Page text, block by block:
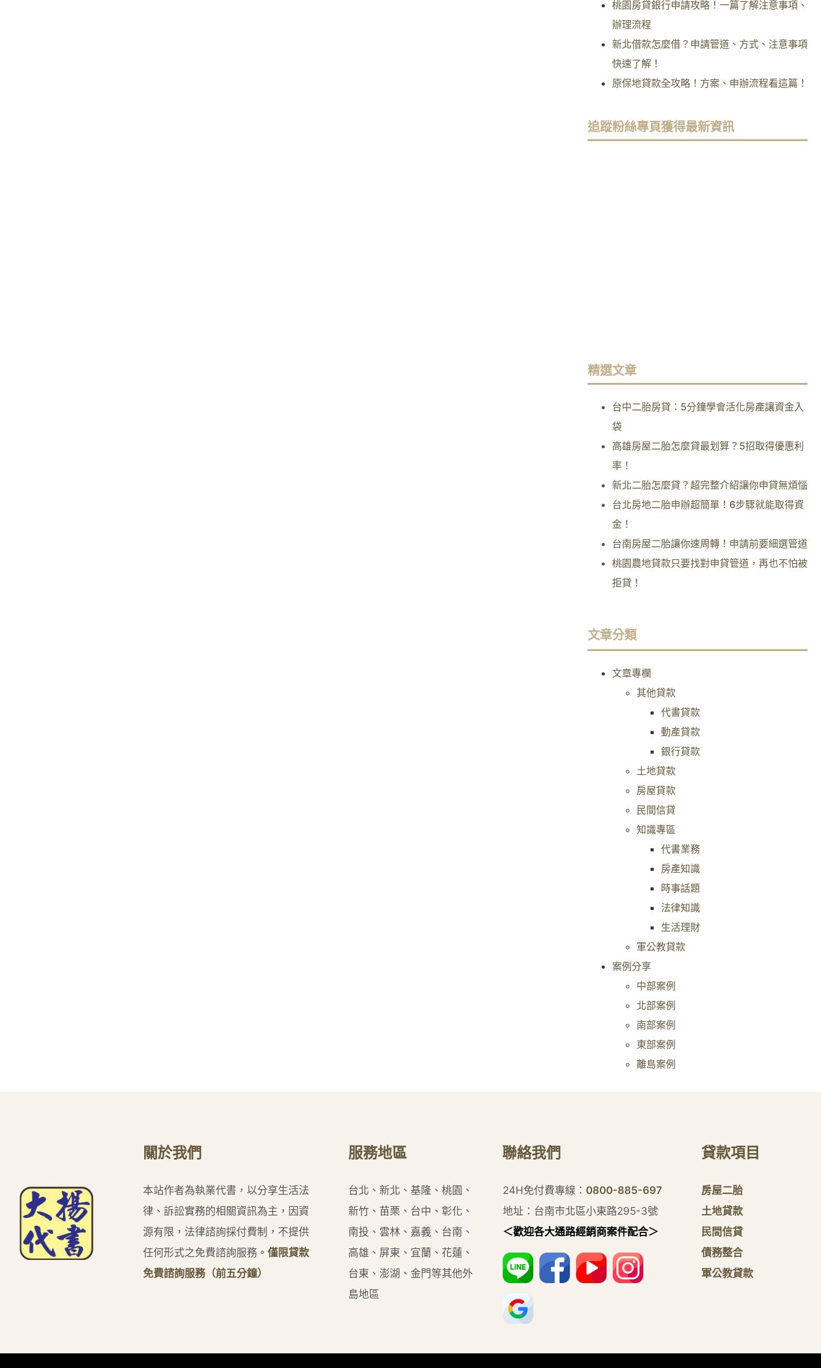
桃園房貸銀行申請攻略！一篇了解注意事項、
辦理流程
新北借款怎麼借？申請管道、方式、注意事項
快速了解！
原保地貸款全攻略！方案、申辦流程看這篇！
追蹤粉絲專頁獲得最新資訊
精選文章
台中二胎房貸：5分鐘學會活化房產讓資金入
袋
高雄房屋二胎怎麼貸最划算？5招取得優惠利
率！
新北二胎怎麼貸？超完整介紹讓你申貸無煩惱
台北房地二胎申辦超簡單！6步驟就能取得資
金！
台南房屋二胎讓你速周轉！申請前要細選管道
桃園農地貸款只要找對申貸管道，再也不怕被
拒貸！
文章分類
文章專欄
其他貸款
代書貸款
動產貸款
銀行貸款
土地貸款
房屋貸款
民間信貸
知識專區
代書業務
房產知識
時事話題
法律知識
生活理財
軍公教貸款
案例分享
中部案例
北部案例
南部案例
東部案例
離島案例
關於我們
本站作者為執業代書，以分享生活法
律、訴訟實務的相關資訊為主，因資
源有限，法律諮詢採付費制，不提供
任何形式之免費諮詢服務。 僅限貸款
免費諮詢服務（前五分鐘）
服務地區
台北、新北、基隆、桃園、
新竹、苗栗、台中、彰化、
南投、雲林、嘉義、台南、
高雄、屏東、宜蘭、花蓮、
台東、澎湖、金門等其他外
島地區
聯絡我們
24H免付費專線： 0800-885-697
地址：台南市北區小東路295-3號
＜歡迎各大通路經銷商案件配合＞
貸款項目
房屋二胎
土地貸款
民間信貸
債務整合
軍公教貸款